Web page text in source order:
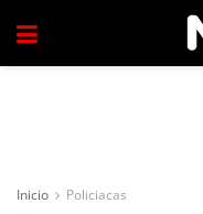
Inicio Policiacas